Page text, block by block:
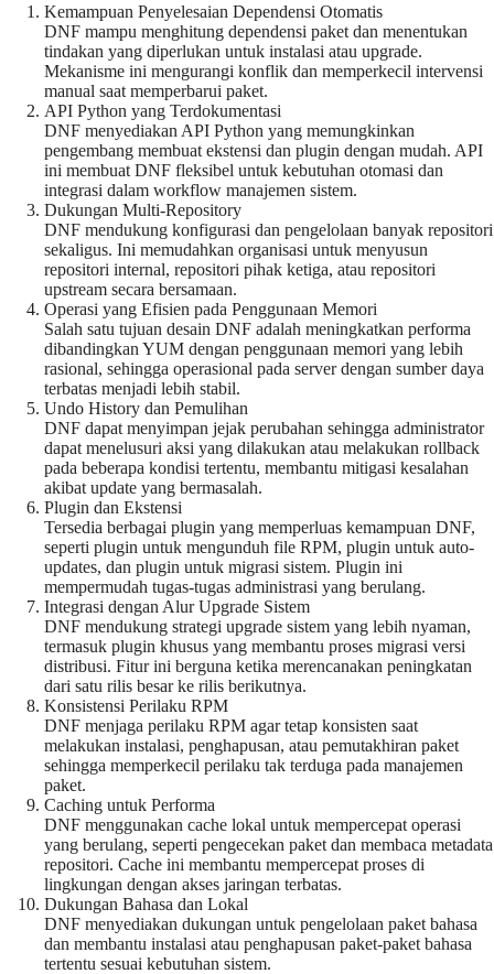
Kemampuan Penyelesaian Dependensi Otomatis
DNF mampu menghitung dependensi paket dan menentukan
tindakan yang diperlukan untuk instalasi atau upgrade.
Mekanisme ini mengurangi konflik dan memperkecil intervensi
manual saat memperbarui paket.
API Python yang Terdokumentasi
DNF menyediakan API Python yang memungkinkan
pengembang membuat ekstensi dan plugin dengan mudah. API
ini membuat DNF fleksibel untuk kebutuhan otomasi dan
integrasi dalam workflow manajemen sistem.
Dukungan Multi-Repository
DNF mendukung konfigurasi dan pengelolaan banyak repositori
sekaligus. Ini memudahkan organisasi untuk menyusun
repositori internal, repositori pihak ketiga, atau repositori
upstream secara bersamaan.
Operasi yang Efisien pada Penggunaan Memori
Salah satu tujuan desain DNF adalah meningkatkan performa
dibandingkan YUM dengan penggunaan memori yang lebih
rasional, sehingga operasional pada server dengan sumber daya
terbatas menjadi lebih stabil.
Undo History dan Pemulihan
DNF dapat menyimpan jejak perubahan sehingga administrator
dapat menelusuri aksi yang dilakukan atau melakukan rollback
pada beberapa kondisi tertentu, membantu mitigasi kesalahan
akibat update yang bermasalah.
Plugin dan Ekstensi
Tersedia berbagai plugin yang memperluas kemampuan DNF,
seperti plugin untuk mengunduh file RPM, plugin untuk auto-
updates, dan plugin untuk migrasi sistem. Plugin ini
mempermudah tugas-tugas administrasi yang berulang.
Integrasi dengan Alur Upgrade Sistem
DNF mendukung strategi upgrade sistem yang lebih nyaman,
termasuk plugin khusus yang membantu proses migrasi versi
distribusi. Fitur ini berguna ketika merencanakan peningkatan
dari satu rilis besar ke rilis berikutnya.
Konsistensi Perilaku RPM
DNF menjaga perilaku RPM agar tetap konsisten saat
melakukan instalasi, penghapusan, atau pemutakhiran paket
sehingga memperkecil perilaku tak terduga pada manajemen
paket.
Caching untuk Performa
DNF menggunakan cache lokal untuk mempercepat operasi
yang berulang, seperti pengecekan paket dan membaca metadata
repositori. Cache ini membantu mempercepat proses di
lingkungan dengan akses jaringan terbatas.
Dukungan Bahasa dan Lokal
DNF menyediakan dukungan untuk pengelolaan paket bahasa
dan membantu instalasi atau penghapusan paket-paket bahasa
tertentu sesuai kebutuhan sistem.